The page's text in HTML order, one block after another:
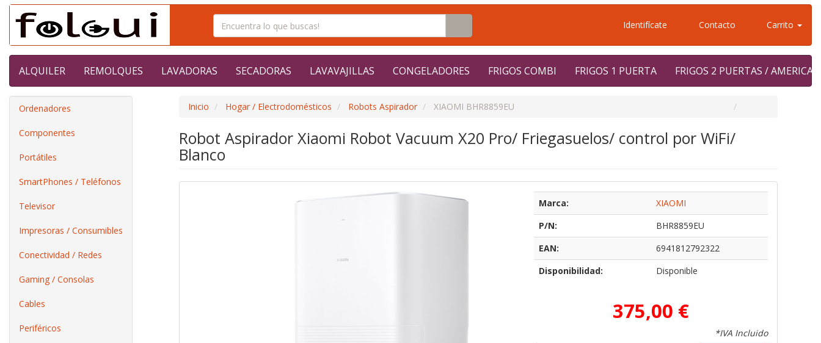
Identifícate Contacto Carrito
ALQUILER REMOLQUES LAVADORAS SECADORAS LAVAVAJILLAS CONGELADORES FRIGOS COMBI FRIGOS 1 PUERTA FRIGOS 2 PUERTAS /
Ordenadores
Componentes
Portátiles
SmartPhones / Teléfonos
Televisor
Impresoras / Consumibles
Conectividad / Redes
Gaming / Consolas
Cables
Periféricos
Inicio Hogar / Electrodomésticos Robots Aspirador XIAOMI BHR8859EU
Robot Aspirador Xiaomi Robot Vacuum X20 Pro/ Friegasuelos/ control por WiFi/
Blanco
Marca:
XIAOMI
P/N:
BHR8859EU
EAN:
6941812792322
Disponibilidad:
Disponible
375,00 €
*IVA Incluido